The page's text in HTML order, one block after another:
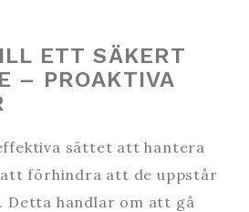
ETT SÄKERT
– PROAKTIVA
sättet att hantera
förhindra att de uppstår
handlar om att gå